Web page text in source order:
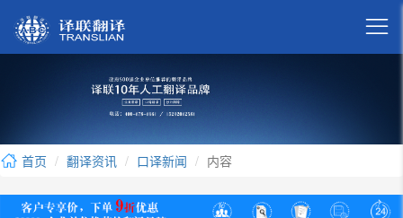

首页 翻译资讯 口译新闻 内容